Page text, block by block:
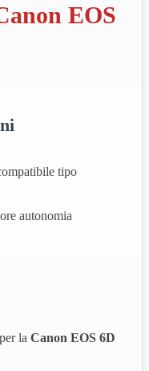
EOS
tipo
autonomia
la Canon EOS 6D